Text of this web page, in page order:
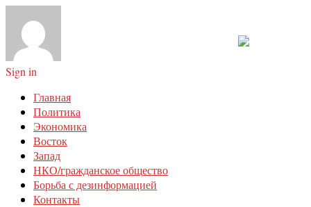
Sign in
Главная
Политика
Экономика
Восток
Запад
НКО/гражданское общество
Борьба с дезинформацией
Контакты